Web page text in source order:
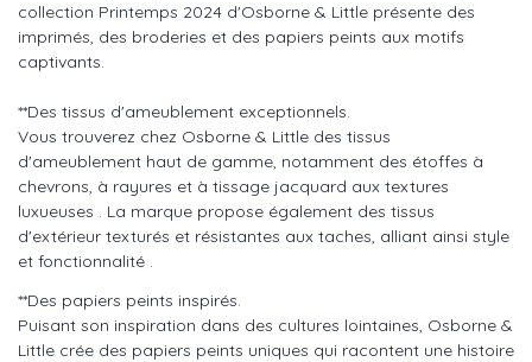
collection Printemps 2024 d'Osborne & Little présente des
imprimés, des broderies et des papiers peints aux motifs
captivants.
**Des tissus d'ameublement exceptionnels.
Vous trouverez chez Osborne & Little des tissus
d'ameublement haut de gamme, notamment des étoffes à
chevrons, à rayures et à tissage jacquard aux textures
luxueuses . La marque propose également des tissus
d'extérieur texturés et résistantes aux taches, alliant ainsi style
et fonctionnalité .
**Des papiers peints inspirés.
Puisant son inspiration dans des cultures lointaines, Osborne &
Little crée des papiers peints uniques qui racontent une histoire